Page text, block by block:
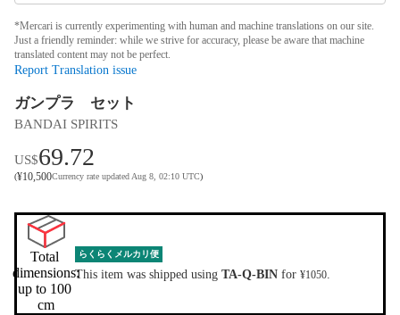
*Mercari is currently experimenting with human and machine translations on our site.
Just a friendly reminder: while we strive for accuracy, please be aware that machine
translated content may not be perfect.
Report Translation issue
ガンプラ セット
BANDAI SPIRITS
US$69.72
(¥10,500Currency rate updated Aug 8, 02:10 UTC)
Total
dimensions:
up to 100
cm
らくらくメルカリ便
This item was shipped using TA-Q-BIN for ¥1050.